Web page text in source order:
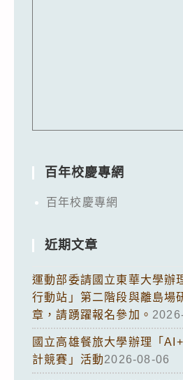
百年校慶專網
百年校慶專網
近期文章
運動部委請國立東華大學辦
行動站」第二階段與離島場
章，請踴躍報名參加。
國立高雄餐旅大學辦理「
計競賽」活動2026-08-06